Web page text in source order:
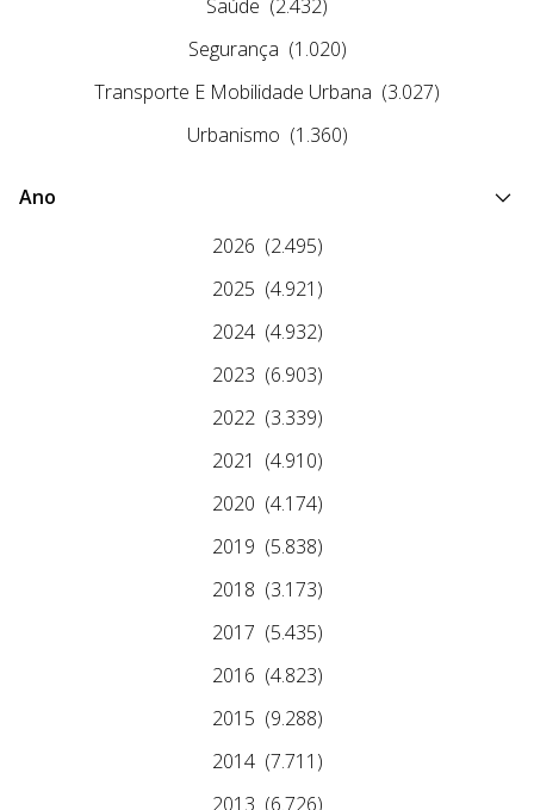
Saúde (2.432)
Segurança (1.020)
Transporte E Mobilidade Urbana (3.027)
Urbanismo (1.360)
Ano
2026 (2.495)
2025 (4.921)
2024 (4.932)
2023 (6.903)
2022 (3.339)
2021 (4.910)
2020 (4.174)
2019 (5.838)
2018 (3.173)
2017 (5.435)
2016 (4.823)
2015 (9.288)
2014 (7.711)
2013 (6.726)